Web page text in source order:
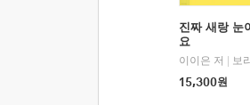
진짜 새랑 눈
요
이이은 저
보리
15,300원